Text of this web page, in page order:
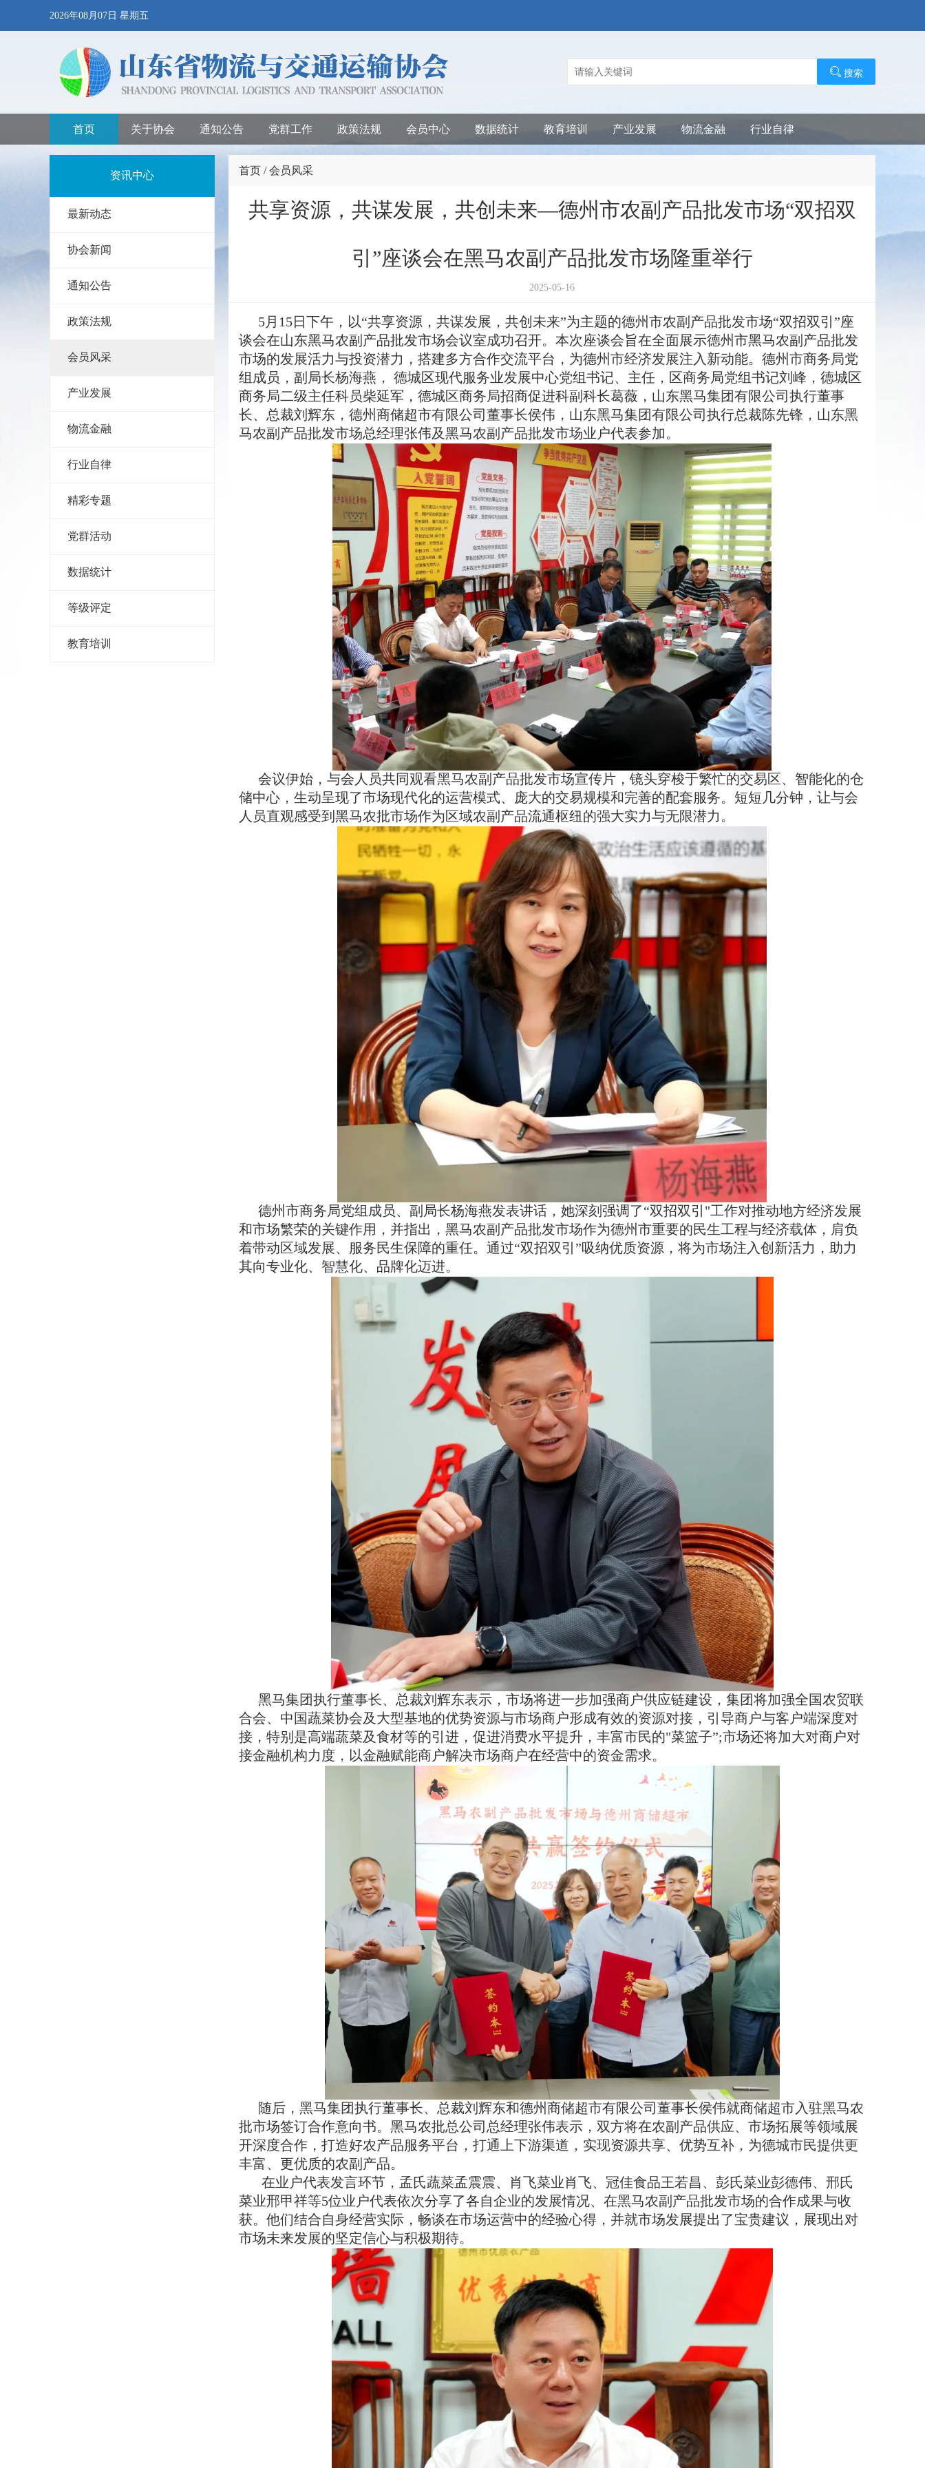
2026年08月07日 星期五
搜索
首页 关于协会 通知公告 党群工作 政策法规 会员中心 数据统计 教育培训 产业发展 物流金融 行业自律
资讯中心
最新动态
协会新闻
通知公告
政策法规
会员风采
产业发展
物流金融
行业自律
精彩专题
党群活动
数据统计
等级评定
教育培训
首页 / 会员风采
共享资源，共谋发展，共创未来—德州市农副产品批发市场“双招双
引”座谈会在黑马农副产品批发市场隆重举行
2025-05-16
5月15日下午，以“共享资源，共谋发展，共创未来”为主题的德州市农副产品批发市场“双招双引”座
谈会在山东黑马农副产品批发市场会议室成功召开。本次座谈会旨在全面展示德州市黑马农副产品批发
市场的发展活力与投资潜力，搭建多方合作交流平台，为德州市经济发展注入新动能。德州市商务局党
组成员，副局长杨海燕， 德城区现代服务业发展中心党组书记、主任，区商务局党组书记刘峰，德城区
商务局二级主任科员柴延军，德城区商务局招商促进科副科长葛薇，山东黑马集团有限公司执行董事
长、总裁刘辉东，德州商储超市有限公司董事长侯伟，山东黑马集团有限公司执行总裁陈先锋，山东黑
马农副产品批发市场总经理张伟及黑马农副产品批发市场业户代表参加。
会议伊始，与会人员共同观看黑马农副产品批发市场宣传片，镜头穿梭于繁忙的交易区、智能化的仓
储中心，生动呈现了市场现代化的运营模式、庞大的交易规模和完善的配套服务。短短几分钟，让与会
人员直观感受到黑马农批市场作为区域农副产品流通枢纽的强大实力与无限潜力。
德州市商务局党组成员、副局长杨海燕发表讲话，她深刻强调了“双招双引"工作对推动地方经济发展
和市场繁荣的关键作用，并指出，黑马农副产品批发市场作为德州市重要的民生工程与经济载体，肩负
着带动区域发展、服务民生保障的重任。通过“双招双引”吸纳优质资源，将为市场注入创新活力，助力
其向专业化、智慧化、品牌化迈进。
黑马集团执行董事长、总裁刘辉东表示，市场将进一步加强商户供应链建设，集团将加强全国农贸联
合会、中国蔬菜协会及大型基地的优势资源与市场商户形成有效的资源对接，引导商户与客户端深度对
接，特别是高端蔬菜及食材等的引进，促进消费水平提升，丰富市民的"菜篮子”;市场还将加大对商户对
接金融机构力度，以金融赋能商户解决市场商户在经营中的资金需求。
随后，黑马集团执行董事长、总裁刘辉东和德州商储超市有限公司董事长侯伟就商储超市入驻黑马农
批市场签订合作意向书。黑马农批总公司总经理张伟表示，双方将在农副产品供应、市场拓展等领域展
开深度合作，打造好农产品服务平台，打通上下游渠道，实现资源共享、优势互补，为德城市民提供更
丰富、更优质的农副产品。
在业户代表发言环节，孟氏蔬菜孟震震、肖飞菜业肖飞、冠佳食品王若昌、彭氏菜业彭德伟、邢氏
菜业邢甲祥等5位业户代表依次分享了各自企业的发展情况、在黑马农副产品批发市场的合作成果与收
获。他们结合自身经营实际，畅谈在市场运营中的经验心得，并就市场发展提出了宝贵建议，展现出对
市场未来发展的坚定信心与积极期待。